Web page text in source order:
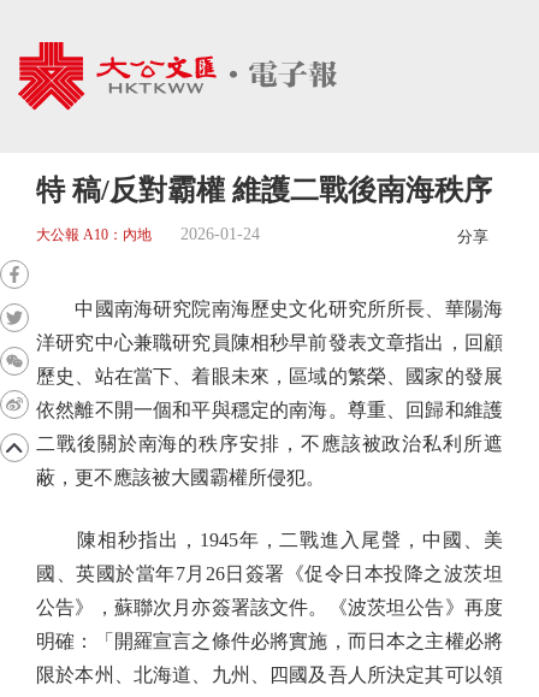
特 稿/反對霸權 維護二戰後南海秩序
大公報 A10：內地 2026-01-24 分享
中國南海研究院南海歷史文化研究所所長、華陽海
洋研究中心兼職研究員陳相秒早前發表文章指出，回顧
歷史、站在當下、着眼未來，區域的繁榮、國家的發展
依然離不開一個和平與穩定的南海。尊重、回歸和維護
二戰後關於南海的秩序安排，不應該被政治私利所遮
蔽，更不應該被大國霸權所侵犯。
陳相秒指出，1945年，二戰進入尾聲，中國、美
國、英國於當年7月26日簽署《促令日本投降之波茨坦
公告》，蘇聯次月亦簽署該文件。《波茨坦公告》再度
明確：「開羅宣言之條件必將實施，而日本之主權必將
限於本州、北海道、九州、四國及吾人所決定其可以領